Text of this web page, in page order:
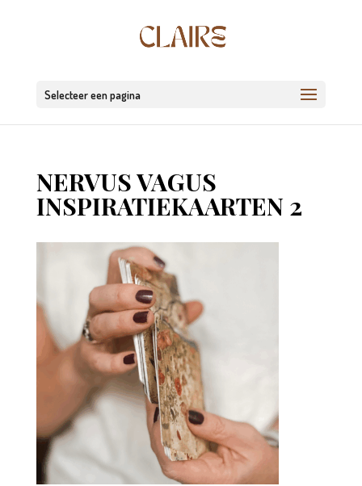
Selecteer een pagina
NERVUS VAGUS
INSPIRATIEKAARTEN 2